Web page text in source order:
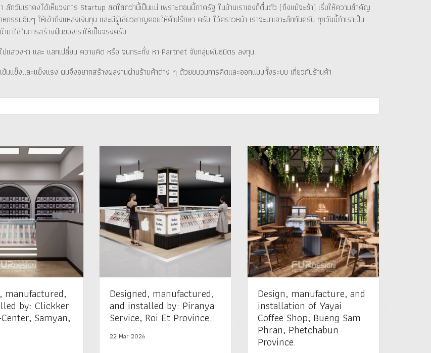
วันเราคงได้เห็นวงการ Startup สดใสกว่านี้เป็นแน่ เพราะตอนนี้ภาครัฐ ในบ้านเราเองก็ตื่นตัว (ถึงแม้จะช้า) เริ่มให้ความสำคัญ
รมอื่นๆ ให้เข้าถึงแหล่งเงินทุน และมีผู้เชี่ยวชาญคอยให้คำปรึกษา ครับ ไว้คราวหน้า เราจะมาเจาะลึกกันครับ ทุกวันนี้ถ้าเราเป็น
าใช้ในการสร้างฝันของเราให้เป็นจริงครับ
ปแสวงหา และ แลกเปลี่ยน ความคิด หรือ จนกระทั่ง หา Partnet จับกลุ่มพันธมิตร ลงทุน
มแข็งและแข็งแรง ผมจึงอยากสร้างผลงานผ่านร้านค้าต่าง ๆ ด้วยขบวนการคิดและออกแบบทั้งระบบ เกี่ยวกับร้านค้า
manufactured,
by: Clickker
Samyan,
Designed, manufactured,
and installed by: Piranya
Service, Roi Et Province.
22 Mar 2026
Design, manufacture, and
installation of Yayai
Coffee Shop, Bueng Sam
Phran, Phetchabun
Province.